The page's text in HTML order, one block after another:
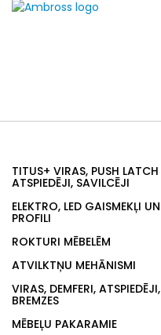
TITUS+ VIRAS, PUSH LATCH
ATSPIEDĒJI, SAVILCĒJI
ELEKTRO, LED GAISMEKĻI UN
PROFILI
ROKTURI MĒBELĒM
ATVILKTŅU MEHĀNISMI
VIRAS, DEMFERI, ATSPIEDĒJI,
BREMZES
MĒBEĻU PAKARAMIE